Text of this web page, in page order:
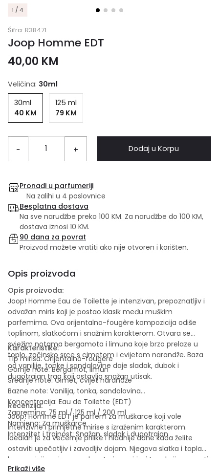
1 / 4
Šifra: R38471
Joop Homme EDT
40,00 KM
Veličina: 30ml
30ml
40 KM
125 ml
79 KM
- + Dodaj u Korpu
Pronađi u parfumeriji
Na zalihi u 4 poslovnice
Besplatna dostava
Na sve narudžbe preko 100 KM. Za narudžbe do 100 KM,
dostava iznosi 10 KM.
90 dana za povrat
Proizvod možete vratiti ako nije otvoren i korišten.
Opis proizvoda
Opis proizvoda:
Joop! Homme Eau de Toilette je intenzivan, prepoznatljiv i
odvažan miris koji je postao klasik među muškim
parfemima. Ova orijentalno-fougère kompozicija odiše
toplinom, slatkoćom i snažnim karakterom. Otvara se
svježim notama bergamota i limuna koje brzo prelaze u
toplo, začinsko srce s cimetom i cvijetom narandže. Baza
od vanilije, tonke i sandalovine daje sladak, dubok i
dugotrajan trag koji ostavlja snažan utisak.
Karakteristike:
Tip mirisa: Orijentalno-fougère
Gornje note: Bergamot, limun
Srednje note: Cimet, cvijet narandže
Bazne note: Vanilija, tonka, sandalovina
Koncentracija: Eau de Toilette (EDT)
Zapremina: 75 ml / 125 ml / 200 ml
Namjena: Za muškarce
Intenzitet i trajnost: Snažan, sladak i dugotrajan
Recenzija:
Joop! Homme EDT je parfem za muškarce koji vole
intenzivne i primjetne mirise s izraženim karakterom.
Idealan je za večernje prilike i hladnije dane kada želite
ostaviti upečatljiv i zavodljiv dojam. Njegova slatka i topla
kompozicija osigurava dugotrajan mirisni trag koji se pamti.
Prikaži više